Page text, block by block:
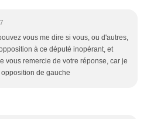
vous me dire si vous, ou d'autres,
à ce député inopérant, et
vous remercie de votre réponse, car je
de gauche